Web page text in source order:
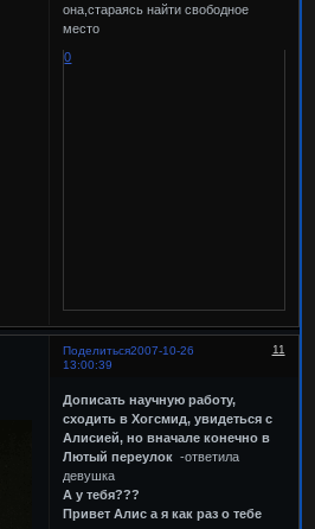
она,стараясь найти свободное
место
0
Поделиться 11
2007-10-26
13:00:39
Дописать научную работу,
сходить в Хогсмид, увидеться с
Алисией, но вначале конечно в
Лютый переулок-ответила
девушка
А у тебя???
Привет Алис а я как раз о тебе